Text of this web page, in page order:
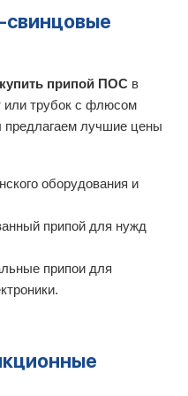
свинцовые
купить припой ПОС в
или трубок с флюсом
лучшие цены
оборудования и
припой для нужд
припои для